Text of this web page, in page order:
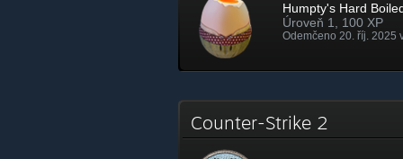
Humpty's Hard
Úroveň 1, 100 XP
Odemčeno 20. říj. 2025
Counter-Strike 2